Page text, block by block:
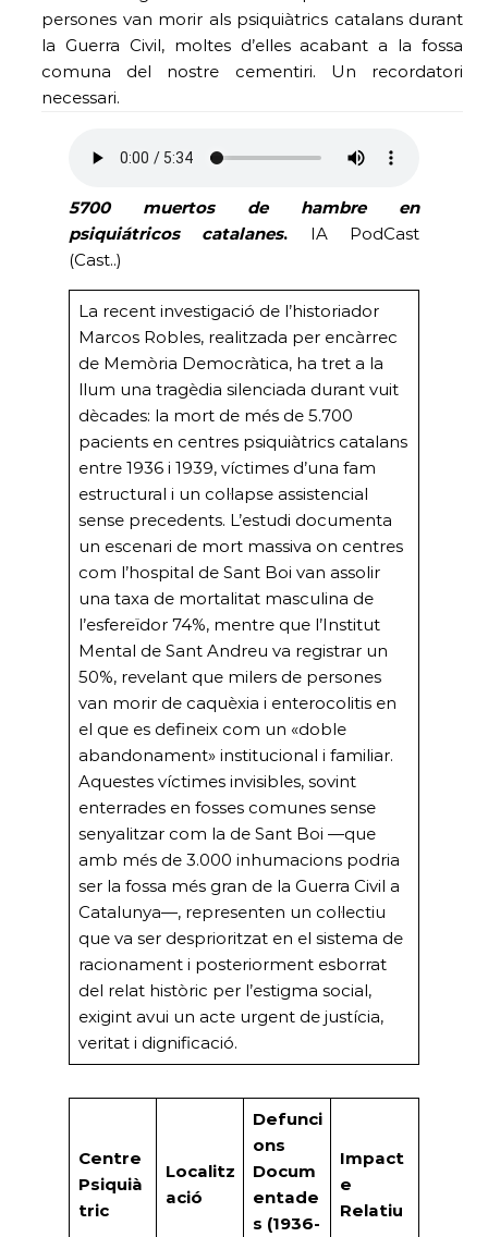
persones van morir als psiquiàtrics catalans durant
la Guerra Civil, moltes d’elles acabant a la fossa
comuna del nostre cementiri. Un recordatori
necessari.
5700 muertos de hambre en
psiquiátricos catalanes. IA PodCast
(Cast..)
La recent investigació de l’historiador
Marcos Robles, realitzada per encàrrec
de Memòria Democràtica, ha tret a la
llum una tragèdia silenciada durant vuit
dècades: la mort de més de 5.700
pacients en centres psiquiàtrics catalans
entre 1936 i 1939, víctimes d’una fam
estructural i un col·lapse assistencial
sense precedents. L’estudi documenta
un escenari de mort massiva on centres
com l’hospital de Sant Boi van assolir
una taxa de mortalitat masculina de
l’esfereïdor 74%, mentre que l’Institut
Mental de Sant Andreu va registrar un
50%, revelant que milers de persones
van morir de caquèxia i enterocolitis en
el que es defineix com un «doble
abandonament» institucional i familiar.
Aquestes víctimes invisibles, sovint
enterrades en fosses comunes sense
senyalitzar com la de Sant Boi —que
amb més de 3.000 inhumacions podria
ser la fossa més gran de la Guerra Civil a
Catalunya—, representen un col·lectiu
que va ser desprioritzat en el sistema de
racionament i posteriorment esborrat
del relat històric per l’estigma social,
exigint avui un acte urgent de justícia,
veritat i dignificació.
Centre
Psiquià
tric
Localitz
ació
Defunci
ons
Docum
entade
s (1936-
Impact
e
Relatiu